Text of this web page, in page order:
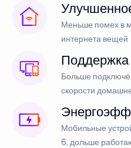
Меньше помех в
интернета вещей
Поддержка
Больше
скорости
Мобильные
6, дольше